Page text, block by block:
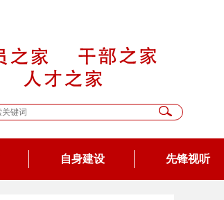
自身建设 先锋视听